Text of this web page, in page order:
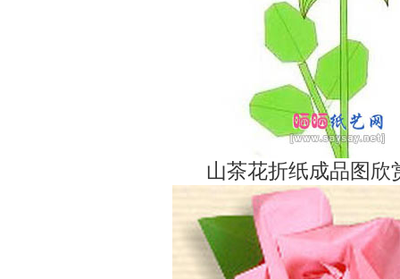
山茶花折纸成品图欣